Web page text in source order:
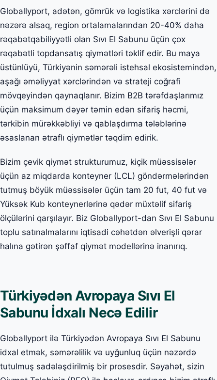
Globallyport, adətən, gömrük və logistika xərclərini də
nəzərə alsaq, region ortalamalarından 20-40% daha
rəqabətqabiliyyətli olan Sıvı El Sabunu üçün çox
rəqabətli topdansatış qiymətləri təklif edir. Bu maya
üstünlüyü, Türkiyənin səmərəli istehsal ekosistemindən,
aşağı əməliyyat xərclərindən və strateji coğrafi
mövqeyindən qaynaqlanır. Bizim B2B tərəfdaşlarımız
üçün maksimum dəyər təmin edən sifariş həcmi,
tərkibin mürəkkəbliyi və qablaşdırma tələblərinə
əsaslanan ətraflı qiymətlər təqdim edirik.
Bizim çevik qiymət strukturumuz, kiçik müəssisələr
üçün az miqdarda konteyner (LCL) göndərmələrindən
tutmuş böyük müəssisələr üçün tam 20 fut, 40 fut və
Yüksək Kub konteynerlərinə qədər müxtəlif sifariş
ölçülərini qarşılayır. Biz Globallyport-dan Sıvı El Sabunu
toplu satınalmalarını iqtisadi cəhətdən əlverişli qərar
halına gətirən şəffaf qiymət modellərinə inanırıq.
Türkiyədən Avropaya Sıvı El
Sabunu İdxalı Necə Edilir
Globallyport ilə Türkiyədən Avropaya Sıvı El Sabunu
idxal etmək, səmərəlilik və uyğunluq üçün nəzərdə
tutulmuş sadələşdirilmiş bir prosesdir. Səyahət, sizin